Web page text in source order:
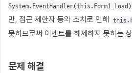
System.EventHandler(this.Form1_Load)
만, 접근 제한자 등의 조치로 인해
못하므로써 이벤트를 해제하지 못하는
문제 해결